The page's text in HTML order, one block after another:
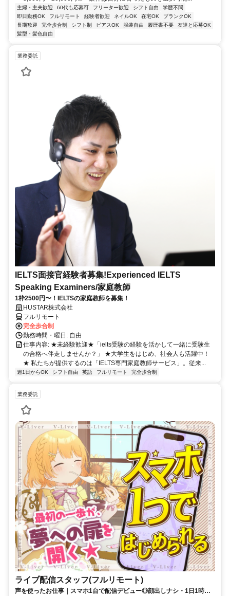
主婦・主夫歓迎 60代も応募可 フリーター歓迎 シフト自由
学歴不問
即日勤務OK
フルリモート 経験者歓迎 ネイルOK 在宅OK
ブランクOK
長期歓迎
完全歩合制 シフト制 ピアスOK 服装自由 履歴書不要
友達と応募OK
髪型・髪色自由
業務委託
IELTS面接官経験者募集!Experienced IELTS
Speaking Examiners/家庭教師
1枠2500円〜！IELTSの家庭教師を募集！
HUSTAR株式会社
フルリモート
完全歩合制
勤務時間・曜日: 自由
仕事内容: ★未経験歓迎★「ielts受験の経験を活かして一緒に受験生
の合格へ伴走しませんか？」 ★大学生をはじめ、社会人も活躍中！
★ 私たちが提供するのは「IELTS専門家庭教師サービス」。従来...
週1日からOK シフト自由 英語 フルリモート 完全歩合制
業務委託
ライブ配信スタッフ(フルリモート)
声を使ったお仕事｜スマホ1台で配信デビュー◎顔出しナシ・1日1時間